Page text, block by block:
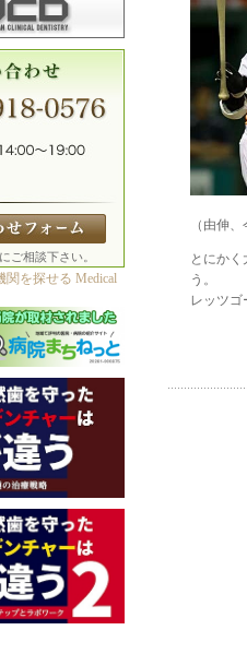
（由伸
とにか
う。
レッツゴ
ご相談下さい。